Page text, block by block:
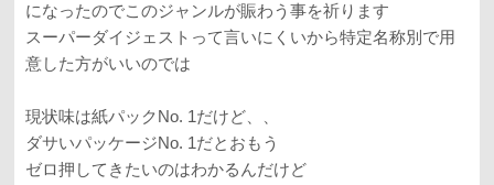
になったのでこのジャンルが賑わう事を祈ります
スーパーダイジェストって言いにくいから特定名称別で用
意した方がいいのでは
現状味は紙パックNo. 1だけど、、
ダサいパッケージNo. 1だとおもう
ゼロ押してきたいのはわかるんだけど